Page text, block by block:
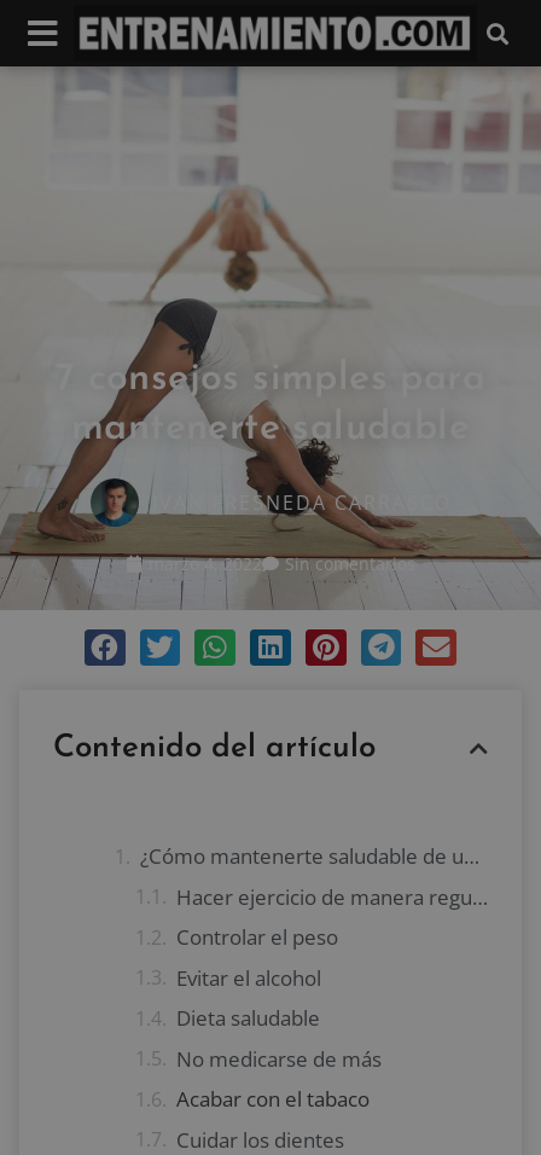
7 consejos simples para
mantenerte saludable
IVAN FRESNEDA CARRASCO
marzo 4, 2022 Sin comentarios
Contenido del artículo
¿Cómo mantenerte saludable de una manera sencilla?
Hacer ejercicio de manera regular
Controlar el peso
Evitar el alcohol
Dieta saludable
No medicarse de más
Acabar con el tabaco
Cuidar los dientes